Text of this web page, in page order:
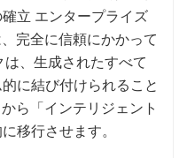
立 エンタープライズ
完全に信頼にかかって
、生成されたすべて
に結び付けられること
ら「インテリジェント
移行させます。